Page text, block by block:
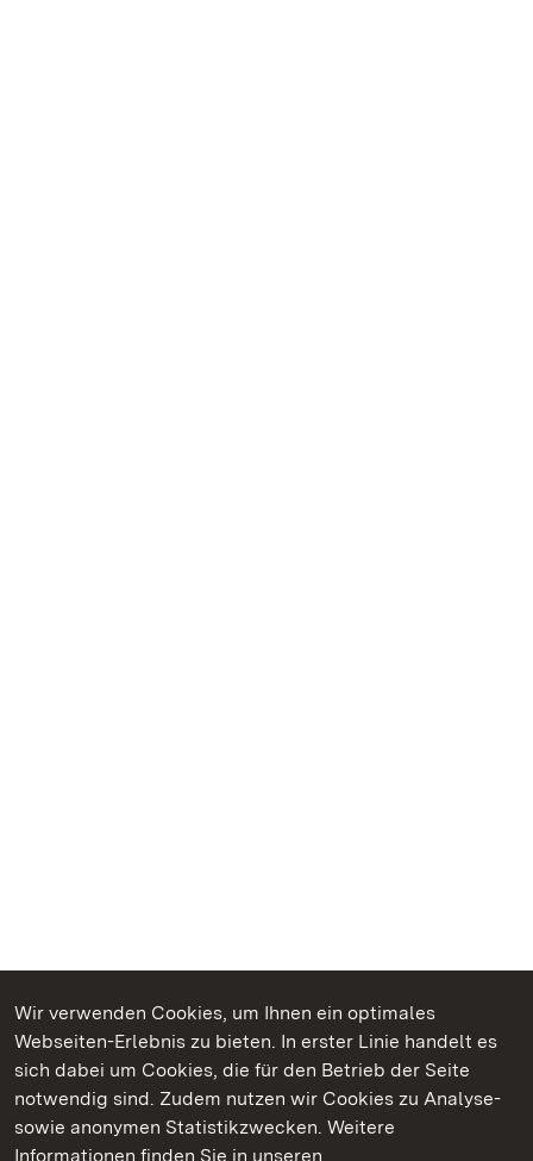
Wir verwenden Cookies, um Ihnen ein optimales
Webseiten-Erlebnis zu bieten. In erster Linie handelt es
sich dabei um Cookies, die für den Betrieb der Seite
notwendig sind. Zudem nutzen wir Cookies zu Analyse-
sowie anonymen Statistikzwecken. Weitere
Informationen finden Sie in unseren
Kommen. Staunen. Genießen.